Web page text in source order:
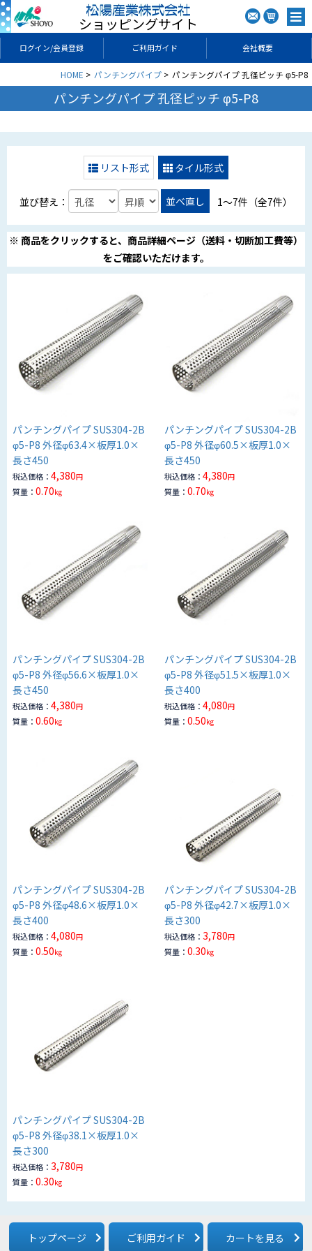
ショッピングサイト
ログイン/会員登録 ご利用ガイド 会社概要
HOME パンチングパイプ パンチングパイプ 孔径ピッチ φ5-P8
パンチングパイプ 孔径ピッチ φ5-P8
リスト形式 タイル形式
並び替え： 並べ直し 1〜7件（全7件）
※ 商品をクリックすると、商品詳細ページ（送料・切断加工費等）
をご確認いただけます。
パンチングパイプ SUS304-2B
φ5-P8 外径φ63.4×板厚1.0×
長さ450
税込価格： 4,380円
質量： 0.70kg
パンチングパイプ SUS304-2B
φ5-P8 外径φ60.5×板厚1.0×
長さ450
税込価格：4,380円
質量：0.70kg
パンチングパイプ SUS304-2B
φ5-P8 外径φ56.6×板厚1.0×
長さ450
税込価格： 4,380円
質量： 0.60kg
パンチングパイプ SUS304-2B
φ5-P8 外径φ51.5×板厚1.0×
長さ400
税込価格：4,080円
質量：0.50kg
パンチングパイプ SUS304-2B
φ5-P8 外径φ48.6×板厚1.0×
長さ400
税込価格： 4,080円
質量： 0.50kg
パンチングパイプ SUS304-2B
φ5-P8 外径φ42.7×板厚1.0×
長さ300
税込価格：3,780円
質量：0.30kg
パンチングパイプ SUS304-2B
φ5-P8 外径φ38.1×板厚1.0×
長さ300
税込価格： 3,780円
質量： 0.30kg
トップページ ご利用ガイド カートを見る